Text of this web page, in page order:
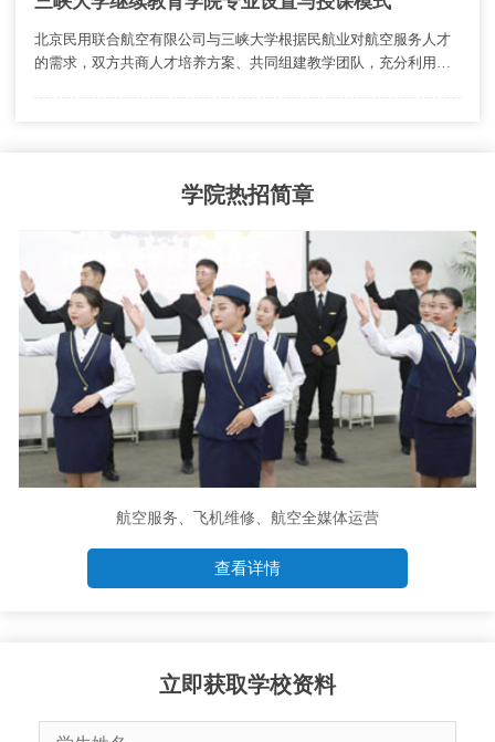
北京民用联合航空有限公司与三峡大学根据民航业对航空服务人才
的需求，双方共商人才培养方案、共同组建教学团队，充分利用学
学院热招简章
航空服务、飞机维修、航空全媒体运营
查看详情
立即获取学校资料